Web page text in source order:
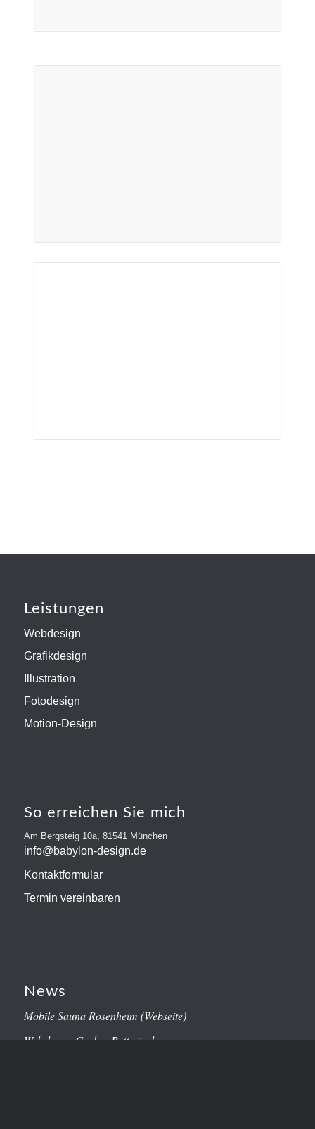
Leistungen
Webdesign
Grafikdesign
Illustration
Fotodesign
Motion-Design
So erreichen Sie mich
Am Bergsteig 10a, 81541 München
info@babylon-design.de
Kontaktformular
Termin vereinbaren
News
Mobile Sauna Rosenheim (Webseite)
Webshop – Gruber Bettwäsche